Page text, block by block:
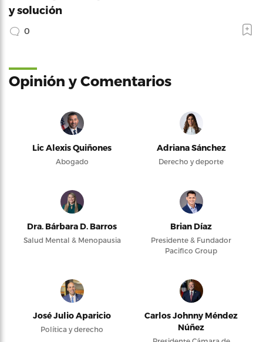
y solución
0
Opinión y Comentarios
Lic Alexis Quiñones
Abogado
Adriana Sánchez
Derecho y deporte
Dra. Bárbara D. Barros
Salud Mental & Menopausia
Brian Díaz
Presidente & Fundador
Pacifico Group
José Julio Aparicio
Política y derecho
Carlos Johnny Méndez
Núñez